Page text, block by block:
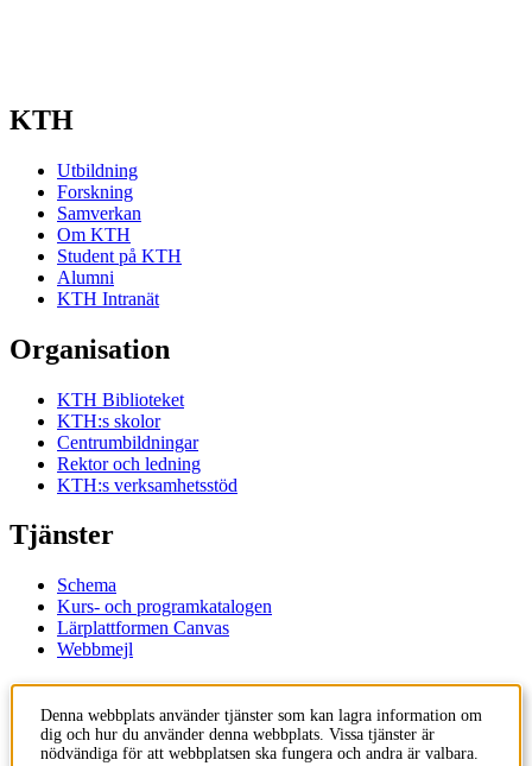
KTH
Utbildning
Forskning
Samverkan
Om KTH
Student på KTH
Alumni
KTH Intranät
Organisation
KTH Biblioteket
KTH:s skolor
Centrumbildningar
Rektor och ledning
KTH:s verksamhetsstöd
Tjänster
Schema
Kurs- och programkatalogen
Lärplattformen Canvas
Webbmejl
KTH
Denna webbplats använder tjänster som kan lagra information om
dig och hur du använder denna webbplats. Vissa tjänster är
nödvändiga för att webbplatsen ska fungera och andra är valbara.